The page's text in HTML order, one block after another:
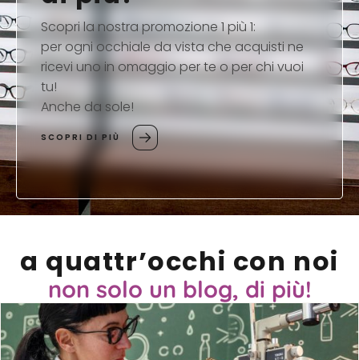
Scopri la nostra promozione 1 più 1:
per ogni occhiale da vista che acquisti ne
ricevi uno in omaggio per te o per chi vuoi
tu!
Anche da sole!
SCOPRI DI PIÙ
a quattr’occhi con noi
non solo un blog, di più!